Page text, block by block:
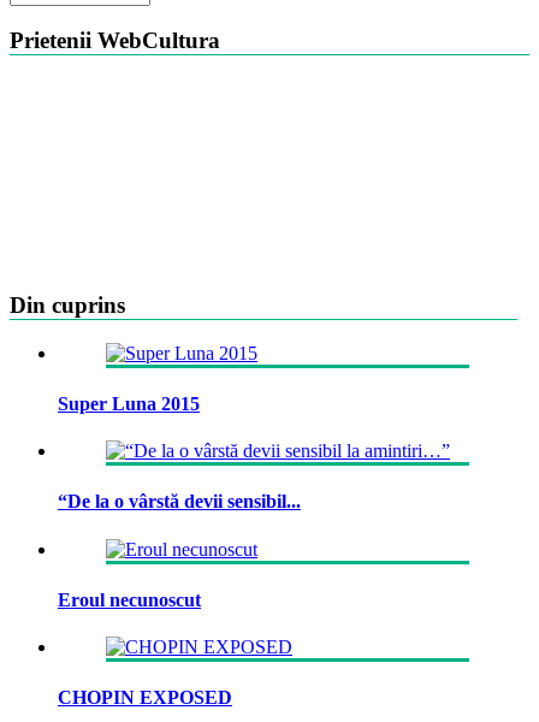
Prietenii WebCultura
Din cuprins
Super Luna 2015
“De la o vârstă devii sensibil...
Eroul necunoscut
CHOPIN EXPOSED